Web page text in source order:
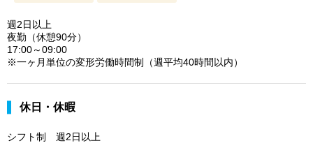
週2日以上
夜勤（休憩90分）
17:00～09:00
※一ヶ月単位の変形労働時間制（週平均40時間以内）
休日・休暇
シフト制 週2日以上